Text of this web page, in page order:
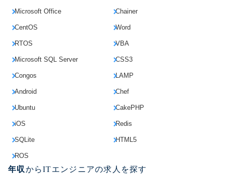
Microsoft Office Chainer
CentOS Word
RTOS VBA
Microsoft SQL Server CSS3
Congos LAMP
Android Chef
Ubuntu CakePHP
iOS Redis
SQLite HTML5
ROS
年収からITエンジニアの求人を探す